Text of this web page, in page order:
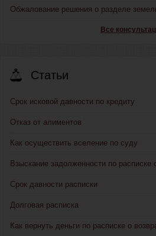
Обжалование решения о разделе
Все
Статьи
Срок исковой давности по кредиту
Отказ от алиментов
Как осуществить вселение по суду
Взыскание задолженности по расписке
Срок давности расписки
Долговая расписка
Как вернуть деньги по расписке о